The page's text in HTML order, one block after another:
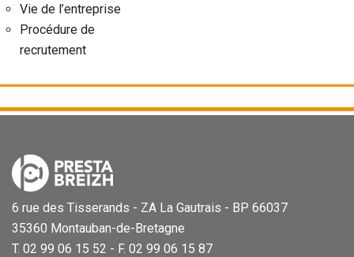
Vie de l’entreprise
Procédure de
recrutement
6 rue des Tisserands - ZA La Gautrais - BP 66037
35360 Montauban-de-Bretagne
T. 02 99 06 15 52 - F. 02 99 06 15 87